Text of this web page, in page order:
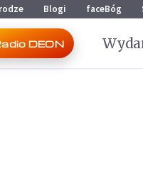
Blogi faceBóg
DEON